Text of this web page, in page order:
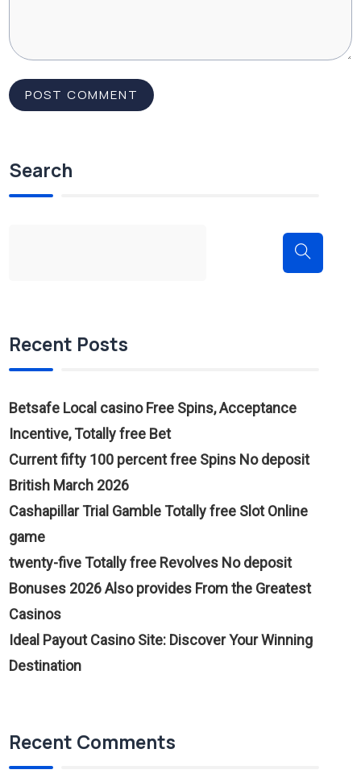
Search
Recent Posts
Betsafe Local casino Free Spins, Acceptance
Incentive, Totally free Bet
Current fifty 100 percent free Spins No deposit
British March 2026
Cashapillar Trial Gamble Totally free Slot Online
game
twenty-five Totally free Revolves No deposit
Bonuses 2026 Also provides From the Greatest
Casinos
Ideal Payout Casino Site: Discover Your Winning
Destination
Recent Comments